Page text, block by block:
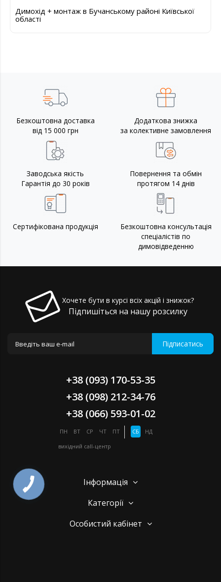
Димохід + монтаж в Бучанському районі Київської
області
Безкоштовна доставка
від 15 000 грн
Додаткова знижка
за колективне замовлення
Заводська якість
Гарантія до 30 років
Повернення та обмін
протягом 14 днів
Сертифікована продукція
Безкоштовна консультація
спеціалістів по
димовідведенню
Хочете бути в курсі всіх акцій і знижок?
Підпишіться на нашу розсилку
Підписатись
+38 (093) 170-53-35
+38 (098) 212-34-76
+38 (066) 593-01-02
ПН ВТ СР ЧТ ПТ СБ
НД
вихідний call-центр
Інформація
Категорії
Особистий кабінет